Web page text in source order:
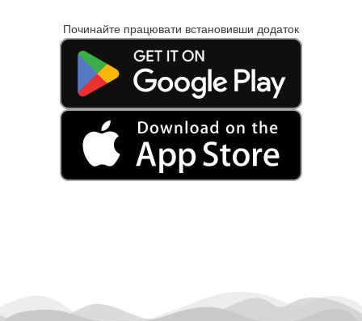
Починайте працювати встановивши додаток